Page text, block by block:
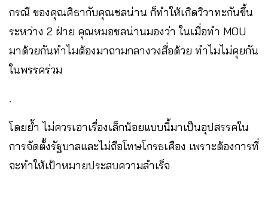
กรณี ของคุณศิธากับคุณชลน่าน ก็ทำให้เกิดวิวาทะกันขึ้น
ระหว่าง 2 ฝ่าย คุณหมอชลน่านมองว่า ในเมื่อทำ MOU
มาด้วยกันทำไมต้องมาถามกลางวงสื่อด้วย ทำไมไม่คุยกัน
ในพรรคร่วม
.
โดยย้ำ ไม่ควรเอาเรื่องเล็กน้อยแบบนี้มาเป็นอุปสรรคใน
การจัดตั้งรัฐบาลและไม่ถือโทษโกรธเคือง เพราะต้องการที่
จะทำให้เป้าหมายประสบความสำเร็จ